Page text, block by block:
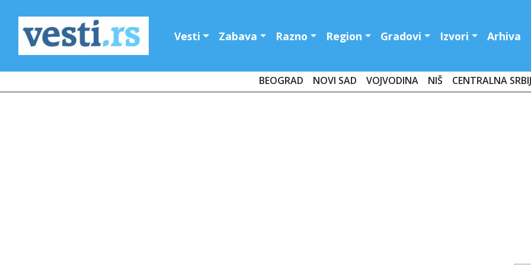
Vesti Zabava Razno Region Gradovi Izvori Arhiva
BEOGRAD NOVI SAD VOJVODINA NIŠ CENTRALNA